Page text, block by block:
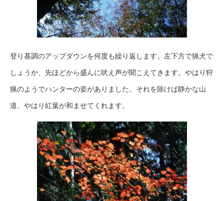
登り基調のアップダウンを何度も繰り返します。左下方で猟犬で
しょうか、先ほどから盛んに吠え声が聞こえてきます。やはり狩
猟のようでハンターの姿がありました。それを除けば静かな山
道、やはり紅葉が和ませてくれます。